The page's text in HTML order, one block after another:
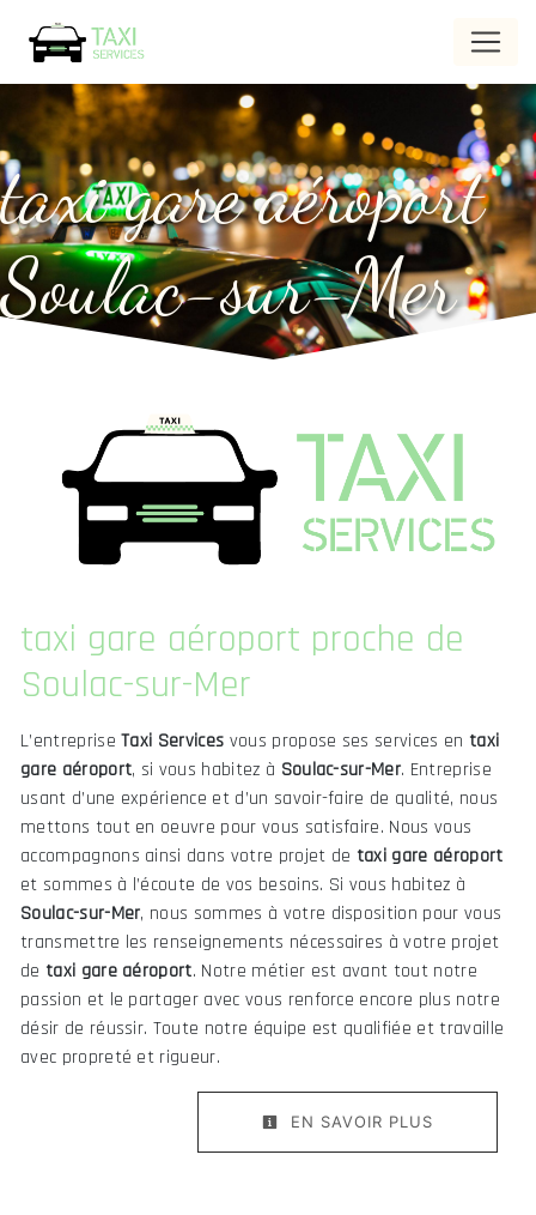
taxi gare aéroport
Soulac-sur-Mer
taxi gare aéroport proche de
Soulac-sur-Mer
L’entrepriseTaxi Services vous propose ses services en taxi
gare aéroport, si vous habitez à Soulac-sur-Mer. Entreprise
usant d’une expérience et d’un savoir-faire de qualité, nous
mettons tout en oeuvre pour vous satisfaire. Nous vous
accompagnons ainsi dans votre projet de taxi gare aéroport
et sommes à l’écoute de vos besoins. Si vous habitez à
Soulac-sur-Mer, nous sommes à votre disposition pour vous
transmettre les renseignements nécessaires à votre projet
de taxi gare aéroport. Notre métier est avant tout notre
passion et le partager avec vous renforce encore plus notre
désir de réussir. Toute notre équipe est qualifiée et travaille
avec propreté et rigueur.
EN SAVOIR PLUS